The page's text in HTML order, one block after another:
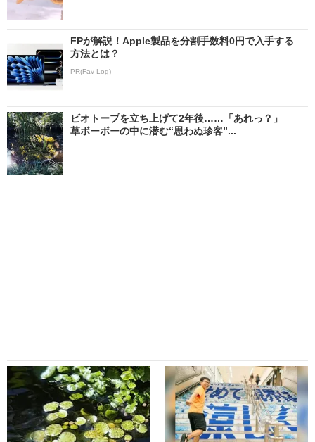
FPが解説！Apple製品を分割手数料0円で入手する
方法とは？
PR(Fav-Log)
ビオトープを立ち上げて2年後……「あれっ？」
草ボーボーの中に潜む“思わぬ珍客”...